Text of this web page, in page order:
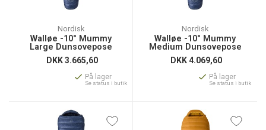
Nordisk
Walløe -10° Mummy
Large Dunsovepose
DKK3.665,60
På lager
Se status i butik
Nordisk
Walløe -10° Mummy
Medium Dunsovepose
DKK4.069,60
På lager
Se status i butik